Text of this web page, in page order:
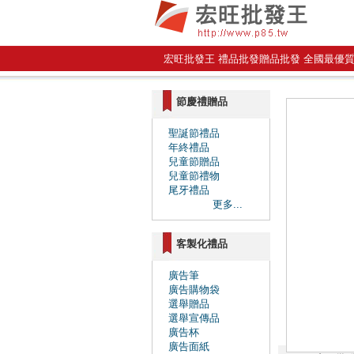
宏旺批發王 禮品批發贈品批發 全國最優
節慶禮贈品
聖誕節禮品
年終禮品
兒童節贈品
兒童節禮物
尾牙禮品
更多...
客製化禮品
廣告筆
廣告購物袋
選舉贈品
選舉宣傳品
廣告杯
廣告面紙